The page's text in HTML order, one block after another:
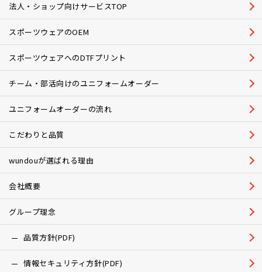
法人・ショップ向けサービスTOP
スポーツウェアのOEM
スポーツウェアへのDTFプリント
チーム・部活向けのユニフォームオーダー
ユニフォームオーダーの流れ
こだわりと品質
wundouが選ばれる理由
会社概要
グループ理念
品質方針(PDF)
情報セキュリティ方針(PDF)